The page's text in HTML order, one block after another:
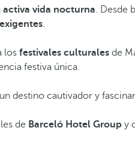
activa vida nocturna. Desde
.
los festivales culturales de
festiva única.
destino cautivador y
de Barceló Hotel Group y